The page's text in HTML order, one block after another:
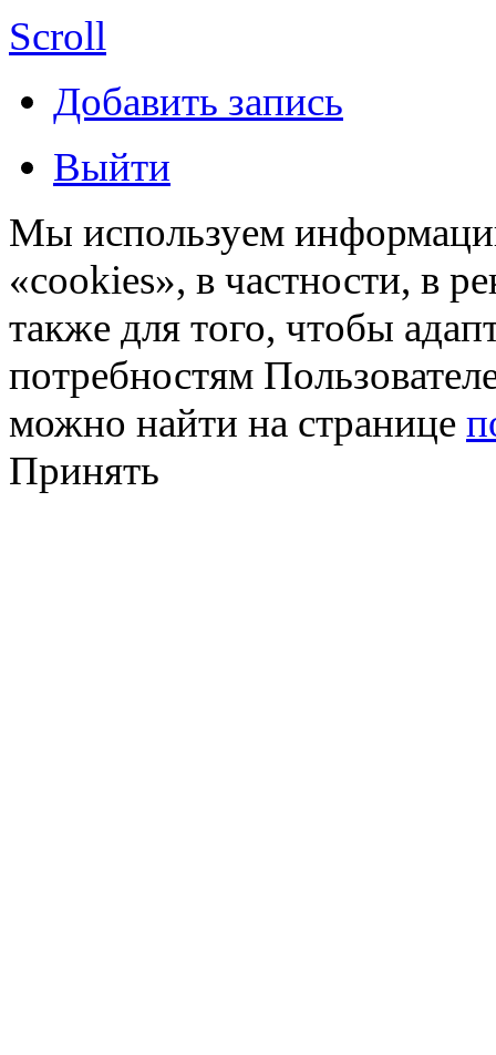
Scroll
Добавить запись
Выйти
Мы используем
«cookies», в частности, в
также для того, чтобы
потребностям
можно найти на странице
Принять